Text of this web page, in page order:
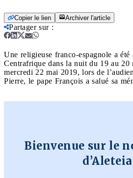
Copier le lien Archiver l'article
Partager sur:
Une religieuse franco-espagnole a été
Centrafrique dans la nuit du 19 au 20
mercredi 22 mai 2019, lors de
Pierre, le pape François a salué sa
Bienvenue sur le
d’Aleteia